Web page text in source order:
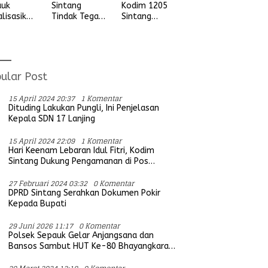
Desa
Ria
Sintang
Tindak Tegas
Umum
Kodim 1205
Sintang
Koramil
Post
15 April 2024 20:37 1 Komentar
Dituding Lakukan Pungli, Ini Penjelasan
Kepala SDN 17 Lanjing
15 April 2024 22:09 1 Komentar
Hari Keenam Lebaran Idul Fitri, Kodim
Sintang Dukung Pengamanan di Pos
27 Februari 2024 03:32 0 Komentar
DPRD Sintang Serahkan Dokumen Pokir
Kepada Bupati
29 Juni 2026 11:17 0 Komentar
Polsek Sepauk Gelar Anjangsana dan
Bansos Sambut HUT Ke-80 Bhayangkara